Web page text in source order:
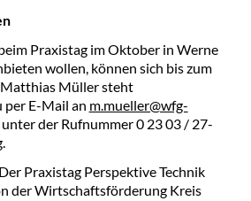
Praxistag im Oktober in Werne
wollen, können sich bis zum
Matthias Müller steht
per E-Mail an m.mueller@wfg-
der Rufnummer 0 23 03 / 27-
Praxistag Perspektive Technik
der Wirtschaftsförderung Kreis